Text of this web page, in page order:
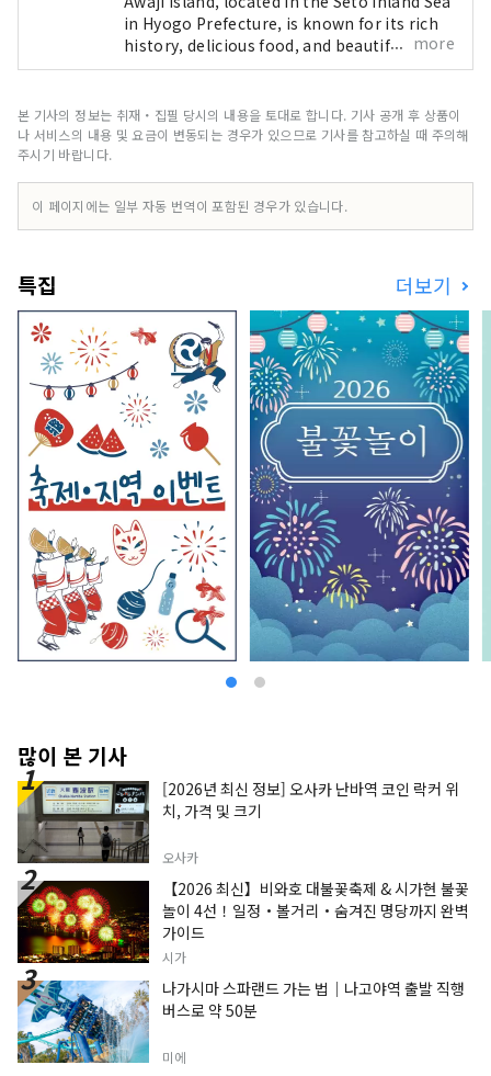
in Hyogo Prefecture, is known for its rich
history, delicious food, and beautiful
nature. Just one hour from Osaka, it offers
the Kansai Region. We are here to
introduce you to the beautiful spots on
events, theme parks, and much more. This
account is operated mainly as a PR effort
by Pasona Group.
more
본 기사의 정보는 취재・집필 당시의 내용을 토대로 합니다. 기사 공개 후 상품이
나 서비스의 내용 및 요금이 변동되는 경우가 있으므로 기사를 참고하실 때 주의해
주시기 바랍니다.
이 페이지에는 일부 자동 번역이 포함된 경우가 있습니다.
특집 더보기
많이 본 기사
[2026년 최신 정보] 오사카 난바역 코인 락커 위
치, 가격 및 크기
오사카
【2026 최신】비와호 대불꽃축제 & 시가현 불꽃
놀이 4선！일정・볼거리・숨겨진 명당까지 완벽
가이드
시가
나가시마 스파랜드 가는 법｜나고야역 출발 직행
버스로 약 50분
미에